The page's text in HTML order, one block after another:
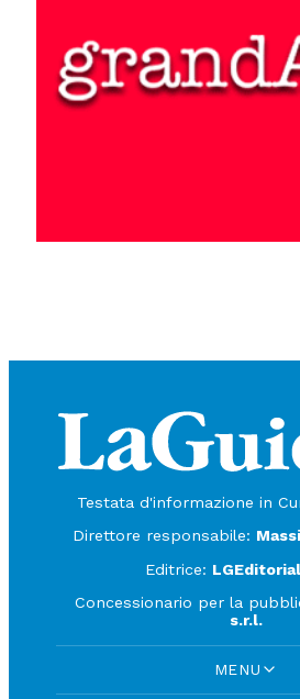
Testata d'informazione in
Direttore responsabile:
Editrice:
Concessionario per la
s.r.l.
MENU